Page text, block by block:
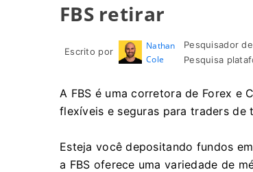
FBS retirar
Escrito por
Nathan
Cole
Pesquisador
Pesquisa
A FBS é uma corretora de Forex e
flexíveis e seguras para traders de
Esteja você depositando fundos
a FBS oferece uma variedade de